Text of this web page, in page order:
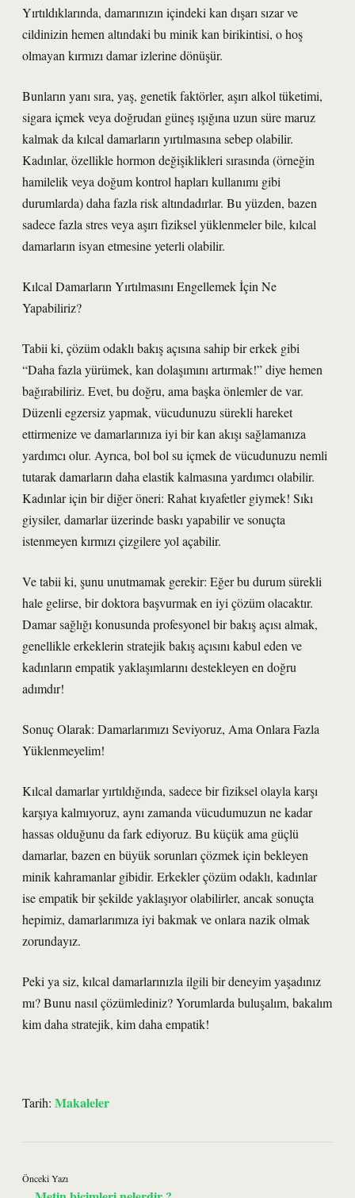
Yırtıldıklarında, damarınızın içindeki kan dışarı sızar ve
cildinizin hemen altındaki bu minik kan birikintisi, o hoş
olmayan kırmızı damar izlerine dönüşür.
Bunların yanı sıra, yaş, genetik faktörler, aşırı alkol tüketimi,
sigara içmek veya doğrudan güneş ışığına uzun süre maruz
kalmak da kılcal damarların yırtılmasına sebep olabilir.
Kadınlar, özellikle hormon değişiklikleri sırasında (örneğin
hamilelik veya doğum kontrol hapları kullanımı gibi
durumlarda) daha fazla risk altındadırlar. Bu yüzden, bazen
sadece fazla stres veya aşırı fiziksel yüklenmeler bile, kılcal
damarların isyan etmesine yeterli olabilir.
Kılcal Damarların Yırtılmasını Engellemek İçin Ne
Yapabiliriz?
Tabii ki, çözüm odaklı bakış açısına sahip bir erkek gibi
“Daha fazla yürümek, kan dolaşımını artırmak!” diye hemen
bağırabiliriz. Evet, bu doğru, ama başka önlemler de var.
Düzenli egzersiz yapmak, vücudunuzu sürekli hareket
ettirmenize ve damarlarınıza iyi bir kan akışı sağlamanıza
yardımcı olur. Ayrıca, bol bol su içmek de vücudunuzu nemli
tutarak damarların daha elastik kalmasına yardımcı olabilir.
Kadınlar için bir diğer öneri: Rahat kıyafetler giymek! Sıkı
giysiler, damarlar üzerinde baskı yapabilir ve sonuçta
istenmeyen kırmızı çizgilere yol açabilir.
Ve tabii ki, şunu unutmamak gerekir: Eğer bu durum sürekli
hale gelirse, bir doktora başvurmak en iyi çözüm olacaktır.
Damar sağlığı konusunda profesyonel bir bakış açısı almak,
genellikle erkeklerin stratejik bakış açısını kabul eden ve
kadınların empatik yaklaşımlarını destekleyen en doğru
adımdır!
Sonuç Olarak: Damarlarımızı Seviyoruz, Ama Onlara Fazla
Yüklenmeyelim!
Kılcal damarlar yırtıldığında, sadece bir fiziksel olayla karşı
karşıya kalmıyoruz, aynı zamanda vücudumuzun ne kadar
hassas olduğunu da fark ediyoruz. Bu küçük ama güçlü
damarlar, bazen en büyük sorunları çözmek için bekleyen
minik kahramanlar gibidir. Erkekler çözüm odaklı, kadınlar
ise empatik bir şekilde yaklaşıyor olabilirler, ancak sonuçta
hepimiz, damarlarımıza iyi bakmak ve onlara nazik olmak
zorundayız.
Peki ya siz, kılcal damarlarınızla ilgili bir deneyim yaşadınız
mı? Bunu nasıl çözümlediniz? Yorumlarda buluşalım, bakalım
kim daha stratejik, kim daha empatik!
Tarih: Makaleler
Önceki Yazı